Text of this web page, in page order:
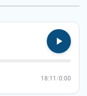
0:00
/
18:11